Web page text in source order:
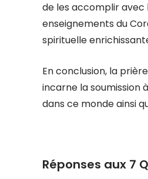
de les accomplir avec
enseignements du
spirituelle
En conclusion, la
incarne la soumission
dans ce monde ainsi
Réponses aux 7